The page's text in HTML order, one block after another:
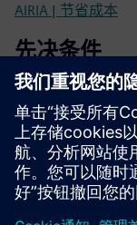
AIRIA | 节省成本
先决条件
.PDF 或 .CAD 格式
WiFi 接入点位置
虚拟机设置（如果